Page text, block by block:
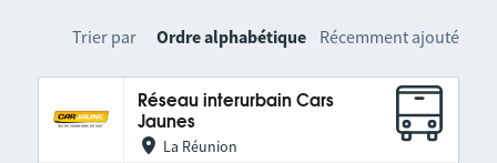
Trier par Ordre alphabétique Récemment ajouté
Réseau interurbain Cars
Jaunes
La Réunion